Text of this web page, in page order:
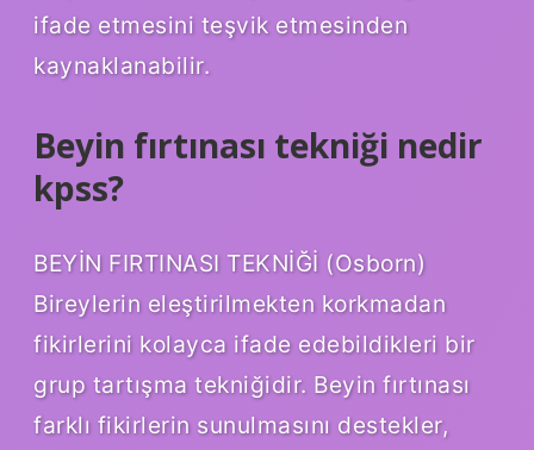
ifade etmesini teşvik etmesinden
kaynaklanabilir.
Beyin fırtınası tekniği nedir
kpss?
BEYİN FIRTINASI TEKNİĞİ (Osborn)
Bireylerin eleştirilmekten korkmadan
fikirlerini kolayca ifade edebildikleri bir
grup tartışma tekniğidir. Beyin fırtınası
farklı fikirlerin sunulmasını destekler,